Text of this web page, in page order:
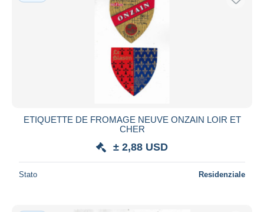
ETIQUETTE DE FROMAGE NEUVE ONZAIN LOIR ET
CHER
± 2,88 USD
Stato Residenziale